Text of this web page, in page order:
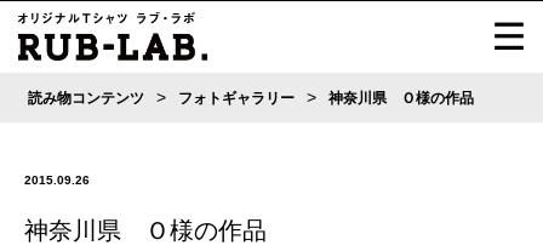
読み物コンテンツ > フォトギャラリー > 神奈川県 Ｏ様の作品
2015.09.26
神奈川県 Ｏ様の作品